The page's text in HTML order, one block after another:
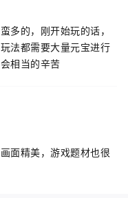
多的，刚开始玩的话，
法都需要大量元宝进行
相当的辛苦
面精美，游戏题材也很